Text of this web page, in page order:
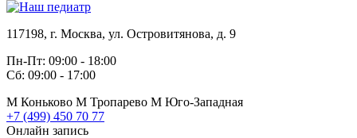
117198, г. Москва, ул. Островитянова, д. 9
Пн-Пт: 09:00 - 18:00
Сб: 09:00 - 17:00
М Коньково М Тропарево М Юго-Западная
+7 (499) 450 70 77
Онлайн запись